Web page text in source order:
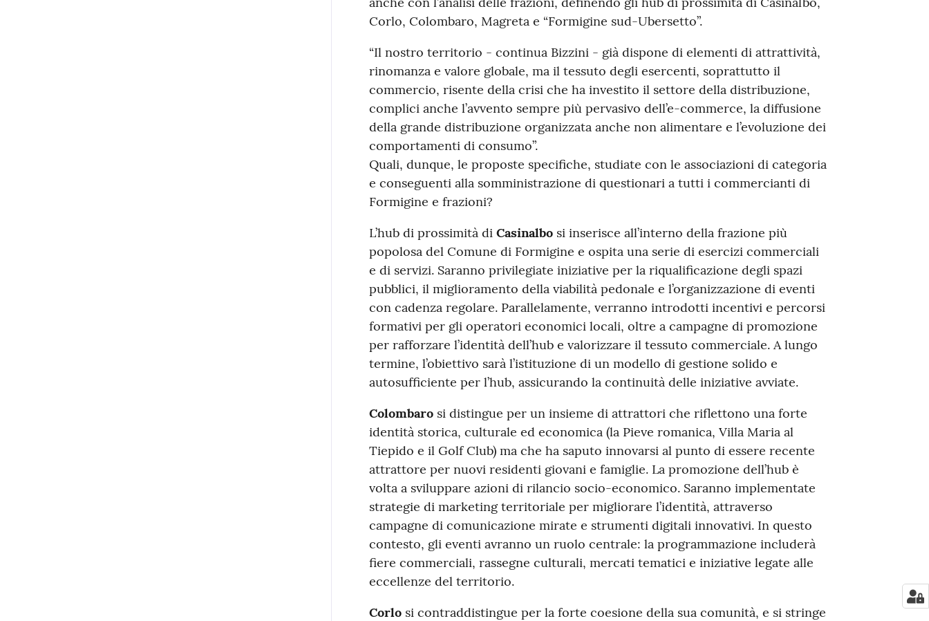
Corlo, Colombaro, Magreta e “Formigine sud-Ubersetto”.
“Il nostro territorio - continua Bizzini - già dispone di elementi di attrattività,
rinomanza e valore globale, ma il tessuto degli esercenti, soprattutto il
commercio, risente della crisi che ha investito il settore della distribuzione,
complici anche l’avvento sempre più pervasivo dell’e-commerce, la diffusione
della grande distribuzione organizzata anche non alimentare e l’evoluzione dei
comportamenti di consumo”.
Quali, dunque, le proposte specifiche, studiate con le associazioni di categoria
e conseguenti alla somministrazione di questionari a tutti i commercianti di
Formigine e frazioni?
L’hub di prossimità di Casinalbosi inserisce all’interno della frazione più
popolosa del Comune di Formigine e ospita una serie di esercizi commerciali
e di servizi. Saranno privilegiate iniziative per la riqualificazione degli spazi
pubblici, il miglioramento della viabilità pedonale e l’organizzazione di eventi
con cadenza regolare. Parallelamente, verranno introdotti incentivi e percorsi
formativi per gli operatori economici locali, oltre a campagne di promozione
per rafforzare l’identità dell’hub e valorizzare il tessuto commerciale. A lungo
termine, l’obiettivo sarà l’istituzione di un modello di gestione solido e
autosufficiente per l’hub, assicurando la continuità delle iniziative avviate.
Colombarosi distingue per un insieme di attrattori che riflettono una forte
identità storica, culturale ed economica (la Pieve romanica, Villa Maria al
Tiepido e il Golf Club) ma che ha saputo innovarsi al punto di essere recente
attrattore per nuovi residenti giovani e famiglie. La promozione dell’hub è
volta a sviluppare azioni di rilancio socio-economico. Saranno implementate
strategie di marketing territoriale per migliorare l’identità, attraverso
campagne di comunicazione mirate e strumenti digitali innovativi. In questo
contesto, gli eventi avranno un ruolo centrale: la programmazione includerà
fiere commerciali, rassegne culturali, mercati tematici e iniziative legate alle
eccellenze del territorio.
Corlosi contraddistingue per la forte coesione della sua comunità, e si stringe